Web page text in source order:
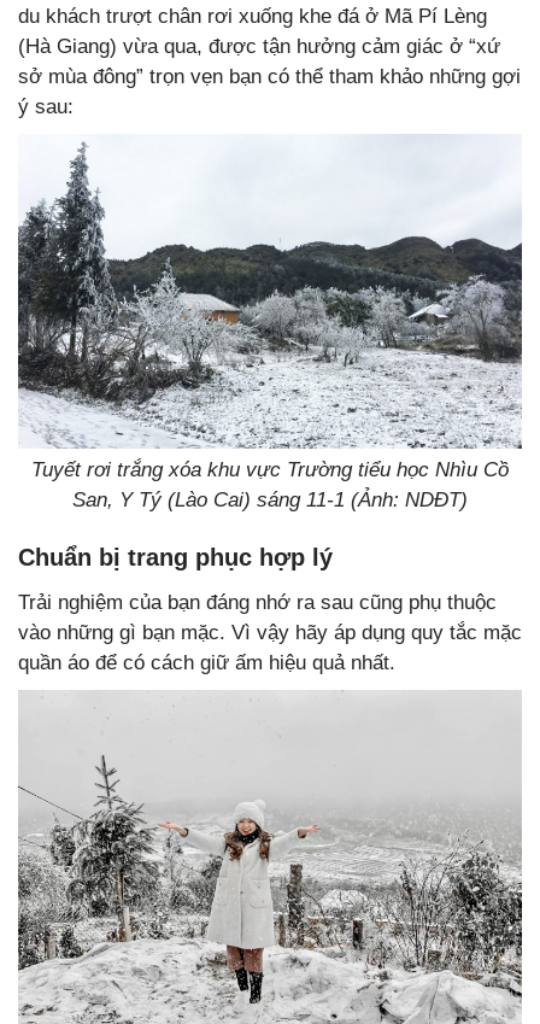
du khách trượt chân rơi xuống khe đá ở Mã Pí Lèng
(Hà Giang) vừa qua, được tận hưởng cảm giác ở “xứ
sở mùa đông” trọn vẹn bạn có thể tham khảo những gợi
ý sau:
Tuyết rơi trắng xóa khu vực Trường tiểu học Nhìu Cồ
San, Y Tý (Lào Cai) sáng 11-1 (Ảnh: NDĐT)
Chuẩn bị trang phục hợp lý
Trải nghiệm của bạn đáng nhớ ra sau cũng phụ thuộc
vào những gì bạn mặc. Vì vậy hãy áp dụng quy tắc mặc
quần áo để có cách giữ ấm hiệu quả nhất.